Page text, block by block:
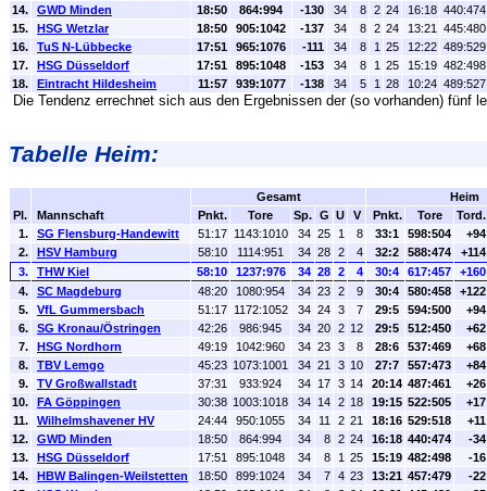
14.
GWD Minden 18:50 864:994 -130 34 8 2 24 16:18 440:474
15.
HSG Wetzlar 18:50 905:1042 -137 34 8 2 24 13:21
445:480
16.
TuS N-Lübbecke 17:51 965:1076 -111 34 8 1 25 12:22 489:529
17.
HSG Düsseldorf 17:51 895:1048 -153 34 8 1 25 15:19 482:498
18.
Eintracht Hildesheim 11:57 939:1077 -138 34 5 1 28 10:24 489:527
Die Tendenz errechnet sich aus den Ergebnissen der (so vorhanden) fünf
Tabelle Heim:
Pl. Mannschaft
Gesamt
Heim
Pnkt.
Tore Sp. G U V Pnkt. Tore
Tord.
1.
SG Flensburg-Handewitt 51:17 1143:1010 34 25 1 8 33:1 598:504
+94
2.
HSV Hamburg 58:10 1114:951 34 28 2 4 32:2 588:474
+114
3.
THW Kiel 58:10 1237:976 34 28 2 4 30:4 617:457
+160
4.
SC Magdeburg 48:20 1080:954 34 23 2 9 30:4 580:458
+122
5.
VfL Gummersbach 51:17 1172:1052 34 24 3 7 29:5 594:500
+94
6.
SG Kronau/Östringen 42:26 986:945 34 20 2 12 29:5 512:450
+62
7.
HSG Nordhorn 49:19 1042:960 34 23 3 8 28:6 537:469
+68
8.
TBV Lemgo 45:23 1073:1001 34 21 3 10 27:7 557:473
+84
9.
TV Großwallstadt 37:31 933:924 34 17 3 14 20:14 487:461
+26
10.
FA Göppingen 30:38 1003:1018 34 14 2 18 19:15 522:505
+17
11.
Wilhelmshavener HV 24:44 950:1055 34 11 2 21 18:16 529:518
+11
12.
GWD Minden 18:50 864:994 34 8 2 24 16:18 440:474
-34
13.
HSG Düsseldorf 17:51 895:1048 34 8 1 25 15:19 482:498
-16
14.
HBW Balingen-Weilstetten 18:50 899:1024 34 7 4 23 13:21 457:479
-22